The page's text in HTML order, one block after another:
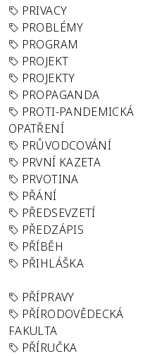
PRIVACY
PROBLÉMY
PROGRAM
PROJEKT
PROJEKTY
PROPAGANDA
PROTI-PANDEMICKÁ
OPATŘENÍ
PRŮVODCOVÁNÍ
PRVNÍ KAZETA
PRVOTINA
PŘÁNÍ
PŘEDSEVZETÍ
PŘEDZÁPIS
PŘÍBĚH
PŘIHLÁŠKA
PŘÍPRAVY
PŘÍRODOVĚDECKÁ
FAKULTA
PŘÍRUČKA